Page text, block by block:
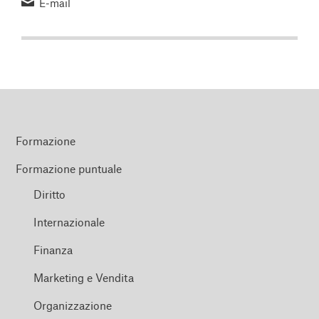
E-mail
Formazione
Formazione puntuale
Diritto
Internazionale
Finanza
Marketing e Vendita
Organizzazione